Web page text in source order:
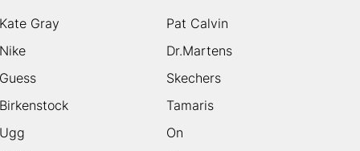
Gray
Pat Calvin
Dr.Martens
Skechers
Tamaris
On